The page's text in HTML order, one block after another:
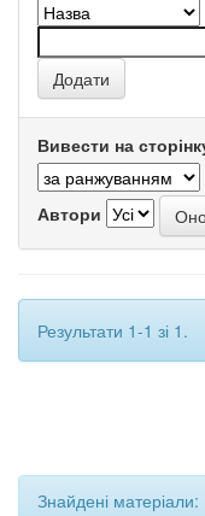
Вивести на
Автори
Результати 1-1 зі 1.
Знайдені матеріали: